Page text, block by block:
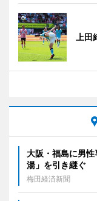
上
大阪・福島に男
湯」を引き継ぐ
梅田経済新聞